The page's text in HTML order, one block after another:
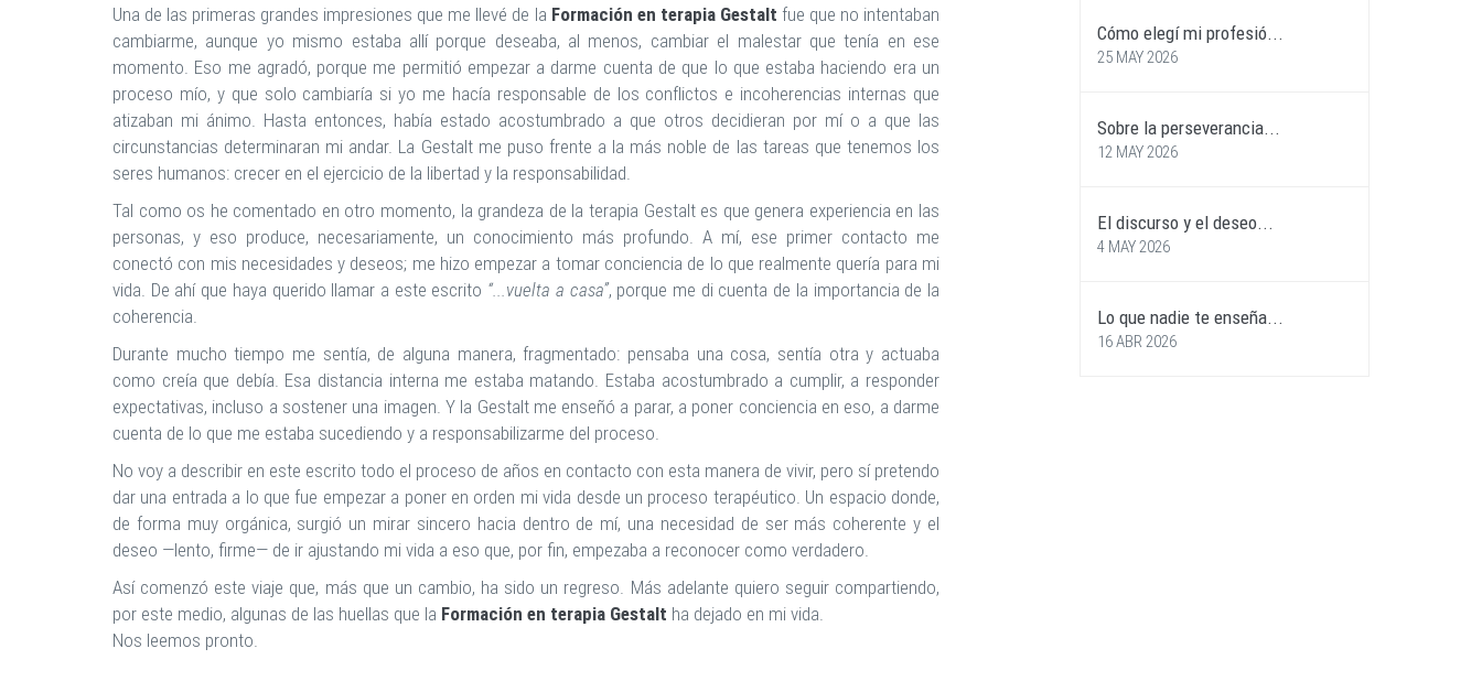
Una de las primeras grandes impresiones que me llevé de la Formación en terapia Gestalt fue que no intentaban
cambiarme, aunque yo mismo estaba allí porque deseaba, al menos, cambiar el malestar que tenía en ese
momento. Eso me agradó, porque me permitió empezar a darme cuenta de que lo que estaba haciendo era un
proceso mío, y que solo cambiaría si yo me hacía responsable de los conflictos e incoherencias internas que
atizaban mi ánimo. Hasta entonces, había estado acostumbrado a que otros decidieran por mí o a que las
circunstancias determinaran mi andar. La Gestalt me puso frente a la más noble de las tareas que tenemos los
seres humanos: crecer en el ejercicio de la libertad y la responsabilidad.
Tal como os he comentado en otro momento, la grandeza de la terapia Gestalt es que genera experiencia en las
personas, y eso produce, necesariamente, un conocimiento más profundo. A mí, ese primer contacto me
conectó con mis necesidades y deseos; me hizo empezar a tomar conciencia de lo que realmente quería para mi
vida. De ahí que haya querido llamar a este escrito “...vuelta a casa”, porque me di cuenta de la importancia de la
coherencia.
Durante mucho tiempo me sentía, de alguna manera, fragmentado: pensaba una cosa, sentía otra y actuaba
como creía que debía. Esa distancia interna me estaba matando. Estaba acostumbrado a cumplir, a responder
expectativas, incluso a sostener una imagen. Y la Gestalt me enseñó a parar, a poner conciencia en eso, a darme
cuenta de lo que me estaba sucediendo y a responsabilizarme del proceso.
No voy a describir en este escrito todo el proceso de años en contacto con esta manera de vivir, pero sí pretendo
dar una entrada a lo que fue empezar a poner en orden mi vida desde un proceso terapéutico. Un espacio donde,
de forma muy orgánica, surgió un mirar sincero hacia dentro de mí, una necesidad de ser más coherente y el
deseo —lento, firme— de ir ajustando mi vida a eso que, por fin, empezaba a reconocer como verdadero.
Así comenzó este viaje que, más que un cambio, ha sido un regreso. Más adelante quiero seguir compartiendo,
por este medio, algunas de las huellas que la Formación en terapia Gestalt ha dejado en mi vida.
Nos leemos pronto.
Cómo elegí mi profesió...
25 MAY 2026
Sobre la perseverancia...
12 MAY 2026
El discurso y el deseo...
4 MAY 2026
Lo que nadie te enseña...
16 ABR 2026